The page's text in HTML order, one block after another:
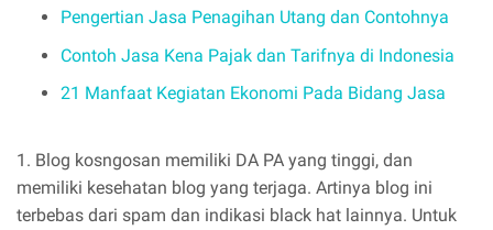
Pengertian Jasa Penagihan Utang dan Contohnya
Contoh Jasa Kena Pajak dan Tarifnya di Indonesia
21 Manfaat Kegiatan Ekonomi Pada Bidang Jasa
1. Blog kosngosan memiliki DA PA yang tinggi, dan
memiliki kesehatan blog yang terjaga. Artinya blog ini
terbebas dari spam dan indikasi black hat lainnya. Untuk